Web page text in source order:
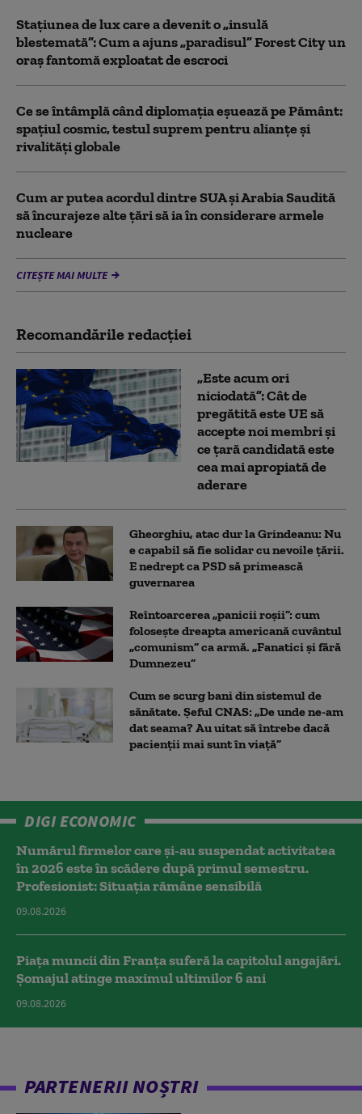
Stațiunea de lux care a devenit o „insulă
blestemată”: Cum a ajuns „paradisul” Forest City un
oraș fantomă exploatat de escroci
Ce se întâmplă când diplomația eșuează pe Pământ:
spațiul cosmic, testul suprem pentru alianțe și
rivalități globale
Cum ar putea acordul dintre SUA și Arabia Saudită
să încurajeze alte țări să ia în considerare armele
nucleare
CITEȘTE MAI MULTE
Recomandările redacţiei
„Este acum ori
niciodată”: Cât de
pregătită este UE să
accepte noi membri și
ce țară candidată este
cea mai apropiată de
aderare
Gheorghiu, atac dur la Grindeanu: Nu
e capabil să fie solidar cu nevoile țării.
E nedrept ca PSD să primească
guvernarea
Reîntoarcerea „panicii roșii”: cum
folosește dreapta americană cuvântul
„comunism” ca armă. „Fanatici și fără
Dumnezeu”
Cum se scurg bani din sistemul de
sănătate. Șeful CNAS: „De unde ne-am
dat seama? Au uitat să întrebe dacă
pacienții mai sunt în viață”
DIGI ECONOMIC
Numărul firmelor care și-au suspendat activitatea
în 2026 este în scădere după primul semestru.
Profesionist: Situația rămâne sensibilă
09.08.2026
Piața muncii din Franța suferă la capitolul angajări.
Șomajul atinge maximul ultimilor 6 ani
09.08.2026
PARTENERII NOȘTRI